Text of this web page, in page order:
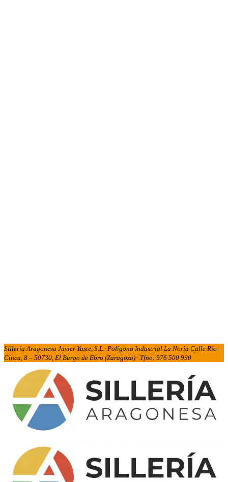
Sillería Aragonesa Javier Yuste, S.L.· Polígono Industrial La Noria Calle Río
Cinca, 8 – 50730, El Burgo de Ebro (Zaragoza) · Tfno: 976 500 990